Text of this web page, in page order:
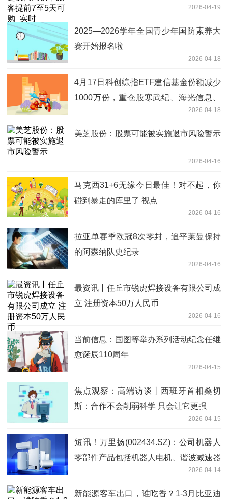
2026-04-19
2025—2026学年全国青少年国防素养大
赛开始报名啦
2026-04-18
4月17日科创综指ETF建信基金份额减少
1000万份，重仓股寒武纪、海光信息、
2026-04-18
美芝股份：股票可能被实施退市风险警示
2026-04-16
马克西31+6无缘今日最佳！对不起，你
碰到暴走的库里了 视点
2026-04-16
拉亚单赛季欧冠8次零封，追平莱曼保持
的阿森纳队史纪录
2026-04-16
最资讯丨任丘市锐虎焊接设备有限公司成
立 注册资本50万人民币
2026-04-16
当前信息：国图等举办系列活动纪念任继
愈诞辰110周年
2026-04-15
焦点观察：高端访谈丨西班牙首相桑切
斯：合作不会削弱科学 只会让它更强
2026-04-15
短讯！万里扬(002434.SZ)：公司机器人
零部件产品包括机器人电机、谐波减速器
2026-04-14
新能源客车出口，谁吃香？1-3月比亚迪